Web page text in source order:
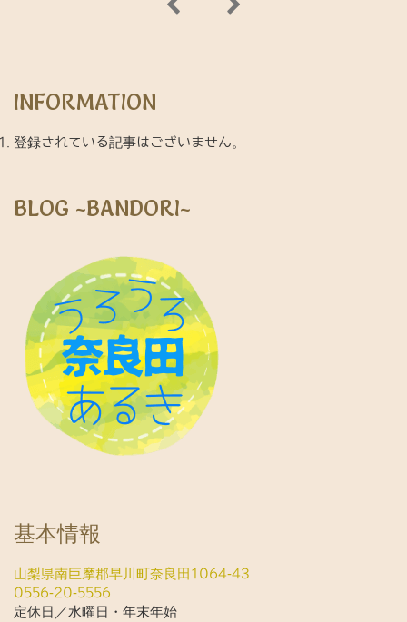
INFORMATION
登録されている記事はございません。
BLOG ~BANDORI~
基本情報
山梨県南巨摩郡早川町奈良田1064-43
0556-20-5556
定休日／水曜日・年末年始